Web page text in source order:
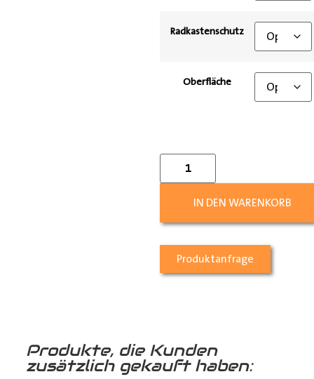
Radkastenschutz
Oberfläche
IN DEN WARENKORB
Produktanfrage
Produkte, die Kunden
zusätzlich gekauft haben: